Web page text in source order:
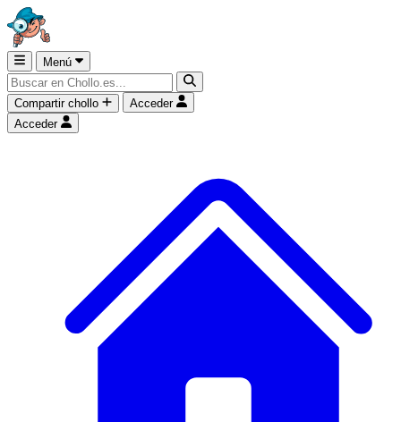
Menú
Compartir chollo
Acceder
Acceder